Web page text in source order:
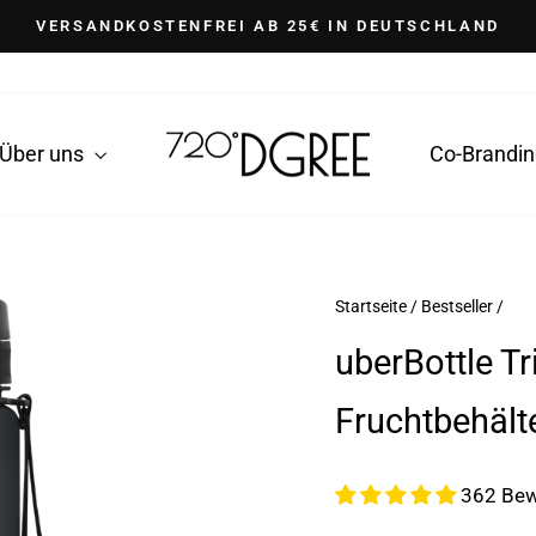
Pause
BIS ZU 40% RABATT auf Outlet-Artikel
Über uns Co-
Startseite/ Bestseller/
uberBottle
362